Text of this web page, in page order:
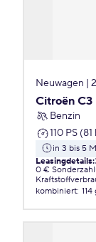
Neuwagen |
Citroën C3
Benzin
110 PS
in 3 bis 5
Leasingdetails:
0 €
kombiniert: